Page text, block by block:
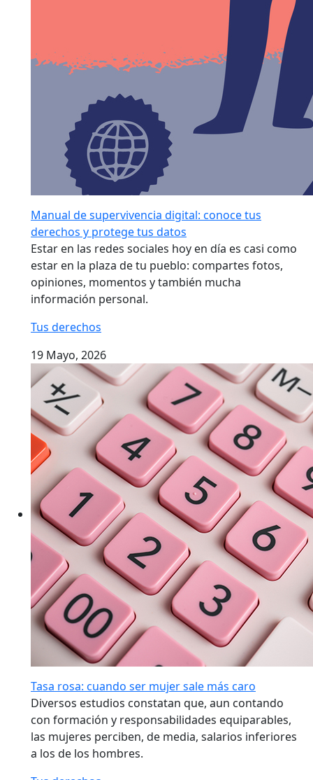
Manual de supervivencia digital: conoce tus
derechos y protege tus datos
Estar en las redes sociales hoy en día es casi como
estar en la plaza de tu pueblo: compartes fotos,
opiniones, momentos y también mucha
información personal.
Tus derechos
19 Mayo, 2026
Tasa rosa: cuando ser mujer sale más caro
Diversos estudios constatan que, aun contando
con formación y responsabilidades equiparables,
las mujeres perciben, de media, salarios inferiores
a los de los hombres.